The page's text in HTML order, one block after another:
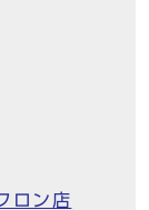
ロン店